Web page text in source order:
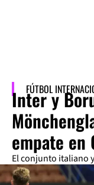
FÚTBOL
Inter y
empate en
El conjunto italiano